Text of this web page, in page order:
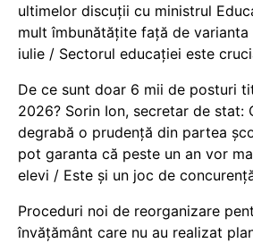
ultimelor discuții cu ministrul
mult îmbunătățite față de varianta
iulie / Sectorul educației este
De ce sunt doar 6 mii de posturi
2026? Sorin Ion, secretar de stat:
degrabă o prudență din partea
pot garanta că peste un an vor
elevi / Este și un joc de
Proceduri noi de reorganizare
învățământ care nu au realizat